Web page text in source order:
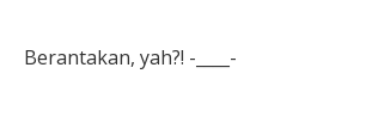
Berantakan, yah?! -____-